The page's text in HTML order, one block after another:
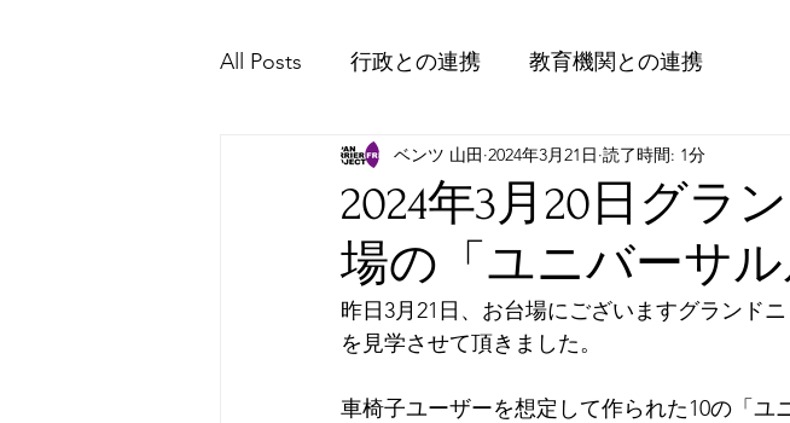
All Posts 行政との連携 教育機関との連携
2024年3月20日グ
場の「ユニバーサ
ベンツ 山田 2024年3月21日 読了時間: 1分
昨日3月21日、お台場にございますグランド
を見学させて頂きました。
車椅子ユーザーを想定して作られた10の「